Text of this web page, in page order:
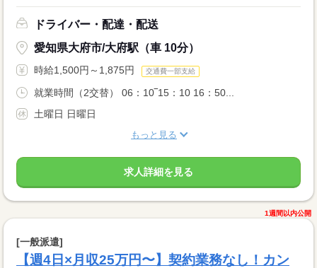
ドライバー・配達・配送
愛知県大府市/大府駅（車 10分）
時給1,500円～1,875円 交通費一部支給
就業時間（2交替） 06：10‾15：10 16：50...
土曜日 日曜日
もっと見る
求人詳細を見る
1週間以内公開
[一般派遣]
【週4日×月収25万円〜】契約業務なし！カン